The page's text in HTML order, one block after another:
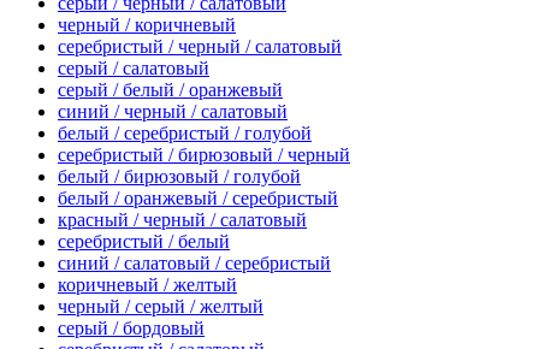
черный / коричневый
серебристый / черный / салатовый
серый / салатовый
серый / белый / оранжевый
синий / черный / салатовый
белый / серебристый / голубой
серебристый / бирюзовый / черный
белый / бирюзовый / голубой
белый / оранжевый / серебристый
красный / черный / салатовый
серебристый / белый
синий / салатовый / серебристый
коричневый / желтый
черный / серый / желтый
серый / бордовый